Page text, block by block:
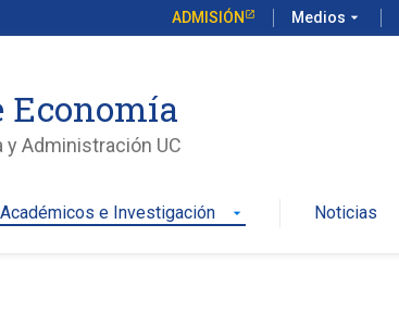
ADMISIÓN Medios arrow_drop_down
y Administración UC
Académicos e Investigación arrow_drop_down Noticias